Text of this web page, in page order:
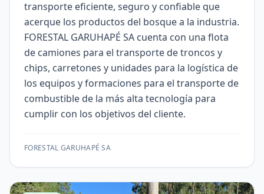
transporte eficiente, seguro y confiable que
acerque los productos del bosque a la industria.
FORESTAL GARUHAPÉ SA cuenta con una flota
de camiones para el transporte de troncos y
chips, carretones y unidades para la logística de
los equipos y formaciones para el transporte de
combustible de la más alta tecnología para
cumplir con los objetivos del cliente.
FORESTAL GARUHAPÉ SA